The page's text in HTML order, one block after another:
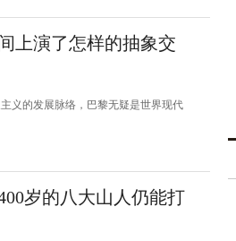
上演了怎样的抽象交
义的发展脉络，巴黎无疑是世界现代
岁的八大山人仍能打